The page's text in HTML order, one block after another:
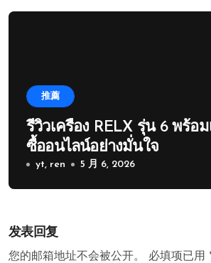
推薦
รีวิวเครื่อง RELX รุ่น 6 พร้อ
ซื้ออนไลน์อย่างมั่นใจ
yt, ren 5 月 6, 2026
发表回复
您的邮箱地址不会被公开。 必填项已用